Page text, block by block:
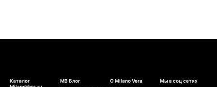
Каталог
МВ Блог
О Milano Vera
Мы в соц сетях